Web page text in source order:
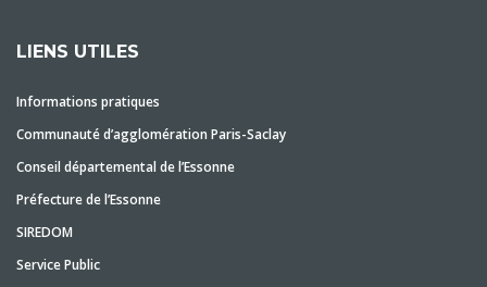
LIENS UTILES
Informations pratiques
Communauté d’agglomération Paris-Saclay
Conseil départemental de l’Essonne
Préfecture de l’Essonne
SIREDOM
Service Public